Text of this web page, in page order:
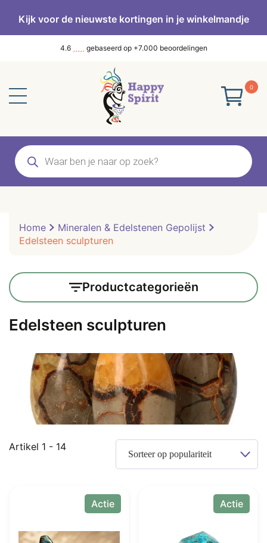
Kijk voor de nieuwste kortingen in je winkelmandje
4.6 gebaseerd op +7.000 beoordelingen
0
Producten
zoeken
Home
Mineralen & Edelstenen Gepolijst
Edelsteen sculpturen
Productcategorieën
Edelsteen sculpturen
Artikel 1 - 14Gesorteerd
Actie Actie